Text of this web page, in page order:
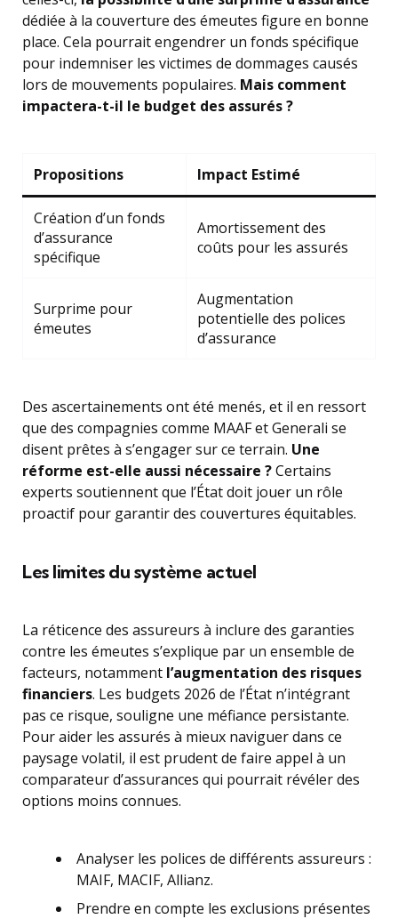
dédiée à la couverture des émeutes figure en bonne
place. Cela pourrait engendrer un fonds spécifique
pour indemniser les victimes de dommages causés
lors de mouvements populaires. Mais comment
impactera-t-il le budget des assurés ?
Propositions Impact Estimé
Création d’un fonds
d’assurance
spécifique
Amortissement des
coûts pour les assurés
Surprime pour
émeutes
Augmentation
potentielle des polices
d’assurance
Des ascertainements ont été menés, et il en ressort
que des compagnies comme MAAF et Generali se
disent prêtes à s’engager sur ce terrain. Une
réforme est-elle aussi nécessaire ?Certains
experts soutiennent que l’État doit jouer un rôle
proactif pour garantir des couvertures équitables.
Les limites du système actuel
La réticence des assureurs à inclure des garanties
contre les émeutes s’explique par un ensemble de
facteurs, notamment l’augmentation des risques
financiers. Les budgets 2026 de l’État n’intégrant
pas ce risque, souligne une méfiance persistante.
Pour aider les assurés à mieux naviguer dans ce
paysage volatil, il est prudent de faire appel à un
comparateur d’assurances qui pourrait révéler des
options moins connues.
Analyser les polices de différents assureurs :
MAIF, MACIF, Allianz.
Prendre en compte les exclusions présentes